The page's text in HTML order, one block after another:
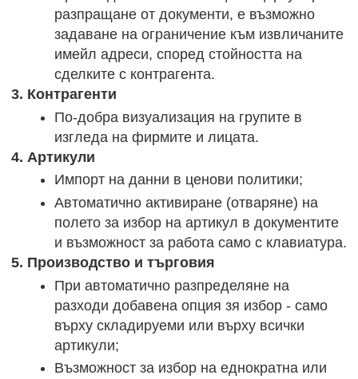
разпращане от документи, е възможно
задаване на ограничение към извличаните
имейл адреси, според стойността на
сделките с контрагента.
3. Контрагенти
По-добра визуализация на групите в
изгледа на фирмите и лицата.
4. Артикули
Импорт на данни в ценови политики;
Автоматично активиране (отваряне) на
полето за избор на артикул в документите
и възможност за работа само с клавиатура.
5. Производство и търговия
При автоматично разпределяне на
разходи добавена опция зя избор - само
върху складируеми или върху всички
артикули;
Възможност за избор на еднократна или